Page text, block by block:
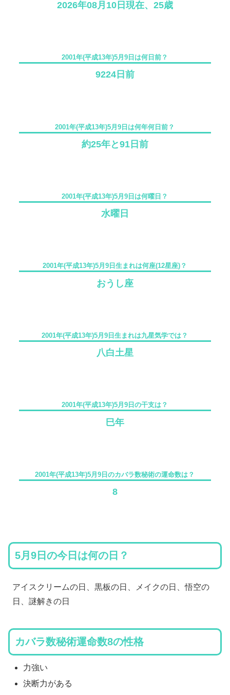
2026年08月10日現在、25歳
2001年(平成13年)5月9日は何日前？
9224日前
2001年(平成13年)5月9日は何年何日前？
約25年と91日前
2001年(平成13年)5月9日は何曜日？
水曜日
2001年(平成13年)5月9日生まれは何座(12星座)？
おうし座
2001年(平成13年)5月9日生まれは九星気学では？
八白土星
2001年(平成13年)5月9日の干支は？
巳年
2001年(平成13年)5月9日のカバラ数秘術の運命数は？
8
5月9日の今日は何の日？
アイスクリームの日、黒板の日、メイクの日、悟空の
日、謎解きの日
カバラ数秘術運命数8の性格
力強い
決断力がある